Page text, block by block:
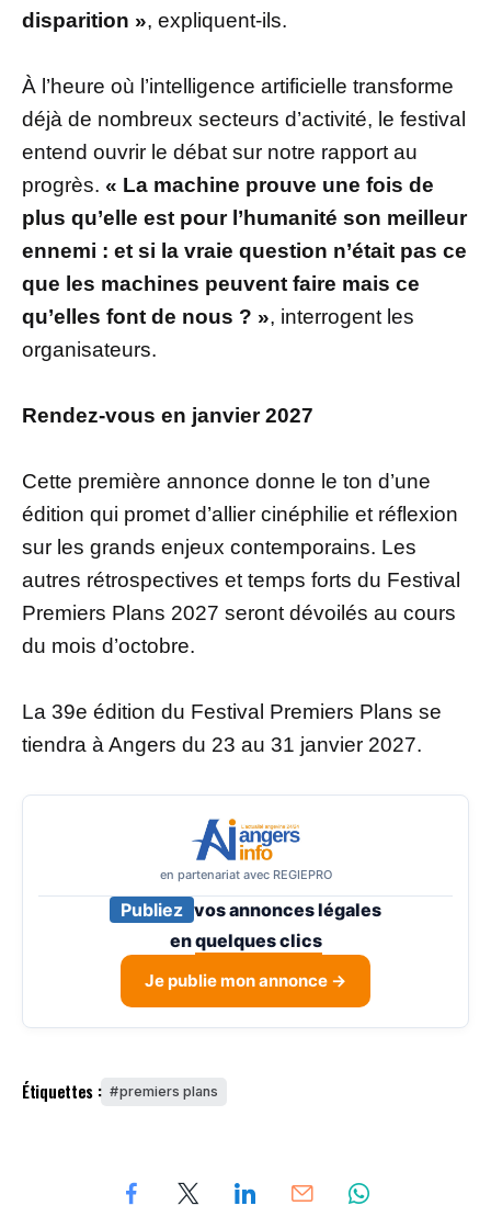
disparition », expliquent-ils.
À l’heure où l’intelligence artificielle transforme
déjà de nombreux secteurs d’activité, le festival
entend ouvrir le débat sur notre rapport au
progrès. « La machine prouve une fois de
plus qu’elle est pour l’humanité son meilleur
ennemi : et si la vraie question n’était pas ce
que les machines peuvent faire mais ce
qu’elles font de nous ? », interrogent les
organisateurs.
Rendez-vous en janvier 2027
Cette première annonce donne le ton d’une
édition qui promet d’allier cinéphilie et réflexion
sur les grands enjeux contemporains. Les
autres rétrospectives et temps forts du Festival
Premiers Plans 2027 seront dévoilés au cours
du mois d’octobre.
La 39e édition du Festival Premiers Plans se
tiendra à Angers du 23 au 31 janvier 2027.
en partenariat avec REGIEPRO
Publiez vos annonces légales
enquelques clics
Je publie mon annonce →
Étiquettes : premiers plans